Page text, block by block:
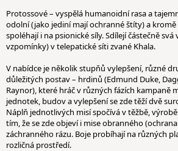
Protossové – vyspělá humanoidní rasa a
odolní (jako jediní mají ochranné štíty) a
spoléhají i na psionické síly. Sdílejí částečně
vzpomínky) v telepatické síti zvané Khala.
V nabídce je několik stupňů vylepšení, různé
důležitých postav – hrdinů (Edmund Duke,
Raynor), které hráč v různých fázích kampaně
jednotek, budov a vylepšení se zde těží dvě
Náplň jednotlivých misí spočívá v těžbě,
tím, že se zde objeví i mise obranného
záchranného rázu. Boje probíhají na různých
rozličná prostředí.